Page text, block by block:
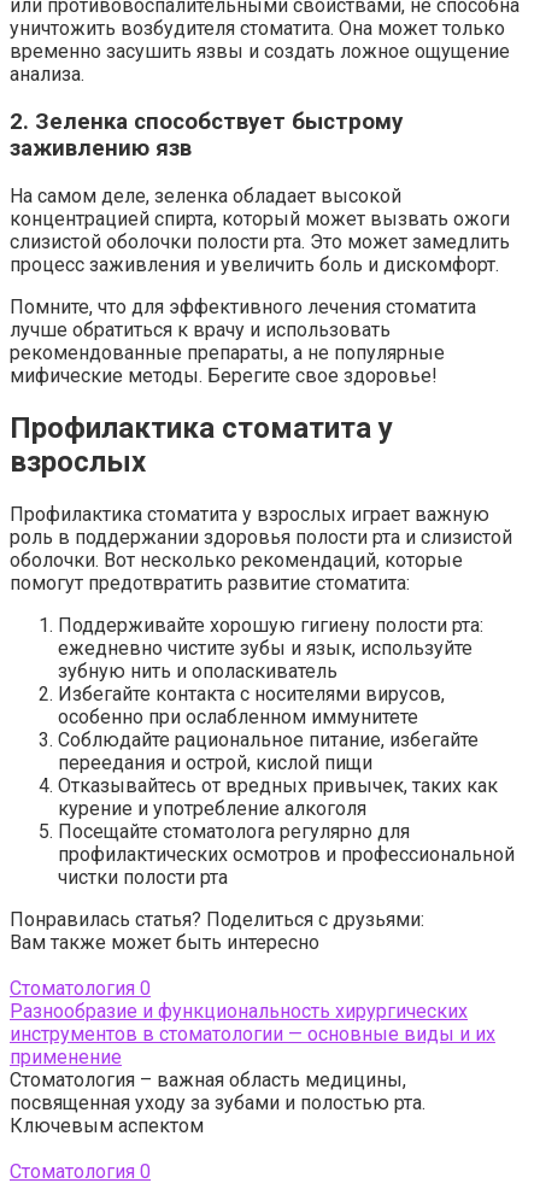
или противовоспалительными свойствами, не способна
уничтожить возбудителя стоматита. Она может только
временно засушить язвы и создать ложное ощущение
анализа.
2. Зеленка способствует быстрому
заживлению язв
На самом деле, зеленка обладает высокой
концентрацией спирта, который может вызвать ожоги
слизистой оболочки полости рта. Это может замедлить
процесс заживления и увеличить боль и дискомфорт.
Помните, что для эффективного лечения стоматита
лучше обратиться к врачу и использовать
рекомендованные препараты, а не популярные
мифические методы. Берегите свое здоровье!
Профилактика стоматита у
взрослых
Профилактика стоматита у взрослых играет важную
роль в поддержании здоровья полости рта и слизистой
оболочки. Вот несколько рекомендаций, которые
помогут предотвратить развитие стоматита:
Поддерживайте хорошую гигиену полости рта:
ежедневно чистите зубы и язык, используйте
зубную нить и ополаскиватель
Избегайте контакта с носителями вирусов,
особенно при ослабленном иммунитете
Соблюдайте рациональное питание, избегайте
переедания и острой, кислой пищи
Отказывайтесь от вредных привычек, таких как
курение и употребление алкоголя
Посещайте стоматолога регулярно для
профилактических осмотров и профессиональной
чистки полости рта
Понравилась статья? Поделиться с друзьями:
Вам также может быть интересно
Стоматология 0
Разнообразие и функциональность хирургических
инструментов в стоматологии — основные виды и их
применение
Стоматология – важная область медицины,
посвященная уходу за зубами и полостью рта.
Ключевым аспектом
Стоматология 0